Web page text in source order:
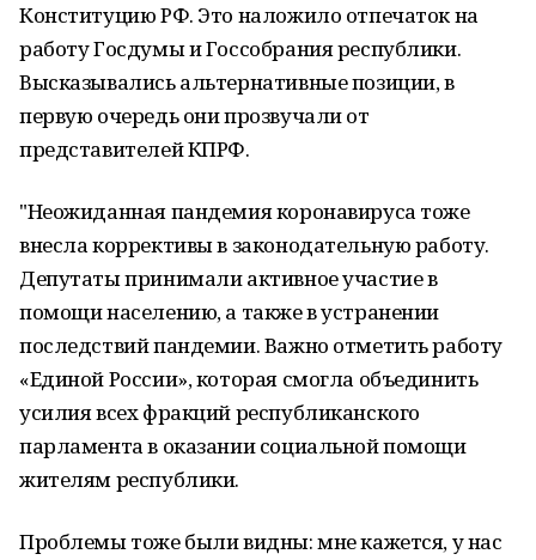
Конституцию РФ. Это наложило отпечаток на
работу Госдумы и Госсобрания республики.
Высказывались альтернативные позиции, в
первую очередь они прозвучали от
представителей КПРФ.
"Неожиданная пандемия коронавируса тоже
внесла коррективы в законодательную работу.
Депутаты принимали активное участие в
помощи населению, а также в устранении
последствий пандемии. Важно отметить работу
«Единой России», которая смогла объединить
усилия всех фракций республиканского
парламента в оказании социальной помощи
жителям республики.
Проблемы тоже были видны: мне кажется, у нас